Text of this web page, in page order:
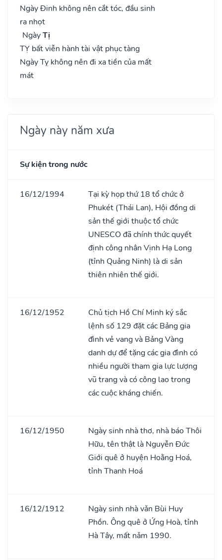
Ngày Đinh không nên cắt tóc, đầu sinh
ra nhọt
NgàyTị
TỴ bất viễn hành tài vật phục tàng
Ngày Tỵ không nên đi xa tiền của mất
mát
Ngày này năm xưa
Sự kiện trong nước
16/12/1994
Tại kỳ họp thứ 18 tổ chức ở
Phukét (Thái Lan), Hội đồng di
sản thế giới thuộc tổ chức
UNESCO đã chính thức quyết
định công nhân Vịnh Hạ Long
(tỉnh Quảng Ninh) là di sản
thiên nhiên thế giới.
16/12/1952
Chủ tịch Hồ Chí Minh ký sắc
lệnh số 129 đặt các Bảng gia
đình vẻ vang và Bảng Vàng
danh dự để tặng các gia đình có
nhiều người tham gia lực lượng
vũ trang và có công lao trong
các cuộc kháng chiến.
16/12/1950
Ngày sinh nhà thơ, nhà báo Thôi
Hữu, tên thật là Nguyễn Đức
Giới quê ở huyện Hoằng Hoá,
tỉnh Thanh Hoá
16/12/1912
Ngày sinh nhà vǎn Bùi Huy
Phồn. Ông quê ở Ứng Hoà, tỉnh
Hà Tây, mất nǎm 1990.